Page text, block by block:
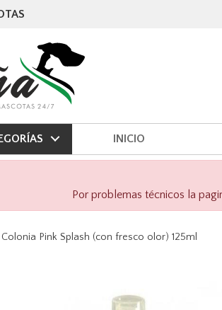
INICIO
Por problemas técnicos la
Colonia Pink Splash (con fresco olor) 125ml